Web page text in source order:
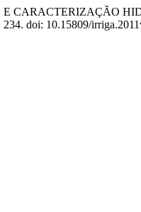
E CARACTERIZAÇÃO
234. doi: 10.15809/